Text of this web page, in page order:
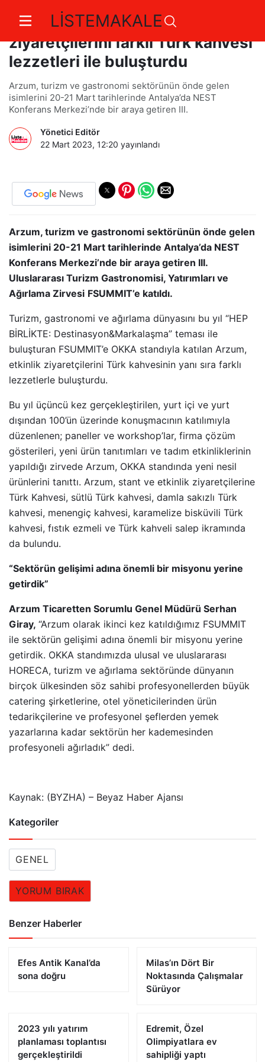
LİSTEMAKALE
Arzum OKKA, FSUMMIT
ziyaretçilerini farklı Türk kahvesi
lezzetleri ile buluşturdu
Arzum, turizm ve gastronomi sektörünün önde gelen
isimlerini 20-21 Mart tarihlerinde Antalya’da NEST
Konferans Merkezi’nde bir araya getiren III.
Yönetici Editör
22 Mart 2023, 12:20 yayınlandı
Arzum, turizm ve gastronomi sektörünün önde gelen
isimlerini 20-21 Mart tarihlerinde Antalya’da NEST
Konferans Merkezi’nde bir araya getiren III.
Uluslararası Turizm Gastronomisi, Yatırımları ve
Ağırlama Zirvesi FSUMMIT’e katıldı.
Turizm, gastronomi ve ağırlama dünyasını bu yıl “HEP
BİRLİKTE: Destinasyon&Markalaşma” teması ile
buluşturan FSUMMIT’e OKKA standıyla katılan Arzum,
etkinlik ziyaretçilerini Türk kahvesinin yanı sıra farklı
lezzetlerle buluşturdu.
Bu yıl üçüncü kez gerçekleştirilen, yurt içi ve yurt
dışından 100’ün üzerinde konuşmacının katılımıyla
düzenlenen; paneller ve workshop’lar, firma çözüm
gösterileri, yeni ürün tanıtımları ve tadım etkinliklerinin
yapıldığı zirvede Arzum, OKKA standında yeni nesil
ürünlerini tanıttı. Arzum, stant ve etkinlik ziyaretçilerine
Türk Kahvesi, sütlü Türk kahvesi, damla sakızlı Türk
kahvesi, menengiç kahvesi, karamelize bisküvili Türk
kahvesi, fıstık ezmeli ve Türk kahveli salep ikramında
da bulundu.
“Sektörün gelişimi adına önemli bir misyonu yerine
getirdik”
Arzum Ticaretten Sorumlu Genel Müdürü Serhan
Giray, “Arzum olarak ikinci kez katıldığımız FSUMMIT
ile sektörün gelişimi adına önemli bir misyonu yerine
getirdik. OKKA standımızda ulusal ve uluslararası
HORECA, turizm ve ağırlama sektöründe dünyanın
birçok ülkesinden söz sahibi profesyonellerden büyük
catering şirketlerine, otel yöneticilerinden ürün
tedarikçilerine ve profesyonel şeflerden yemek
yazarlarına kadar sektörün her kademesinden
profesyoneli ağırladık” dedi.
Kaynak: (BYZHA) – Beyaz Haber Ajansı
Kategoriler
GENEL
YORUM BIRAK
Benzer Haberler
Efes Antik Kanal’da
sona doğru
Milas’ın Dört Bir
Noktasında Çalışmalar
Sürüyor
2023 yılı yatırım
planlaması toplantısı
gerçekleştirildi
Edremit, Özel
Olimpiyatlara ev
sahipliği yaptı